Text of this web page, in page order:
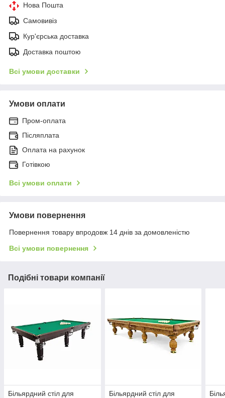
Нова Пошта
Самовивіз
Кур'єрська доставка
Доставка поштою
Всі умови доставки
Умови оплати
Пром-оплата
Післяплата
Оплата на рахунок
Готівкою
Всі умови оплати
Умови повернення
Повернення товару впродовж 14 днів за домовленістю
Всі умови повернення
Подібні товари компанії
Більярдний стіл для
Більярдний стіл для